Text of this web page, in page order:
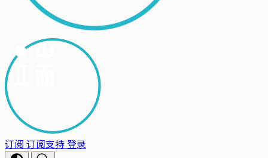
订阅 订阅支持登录